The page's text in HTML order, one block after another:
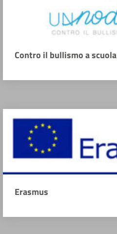
Contro il bullismo a scuola
Erasmus